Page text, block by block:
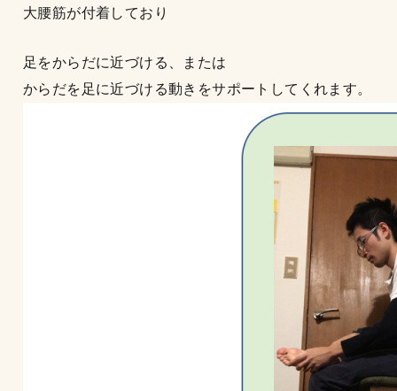
大腰筋が付着しており
足をからだに近づける、または
からだを足に近づける動きをサポートしてくれます。